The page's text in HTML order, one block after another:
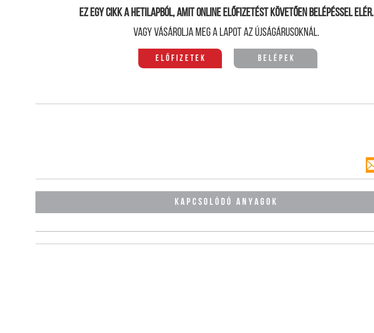
Ez egy cikk a hetilapból, amit online előfizetést követően belépéssel elér.
Vagy vásárolja meg a lapot az újságárusoknál.
Előfizetek Belépek
KAPCSOLÓDÓ ANYAGOK